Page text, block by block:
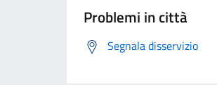
Problemi in città
Segnala disservizio